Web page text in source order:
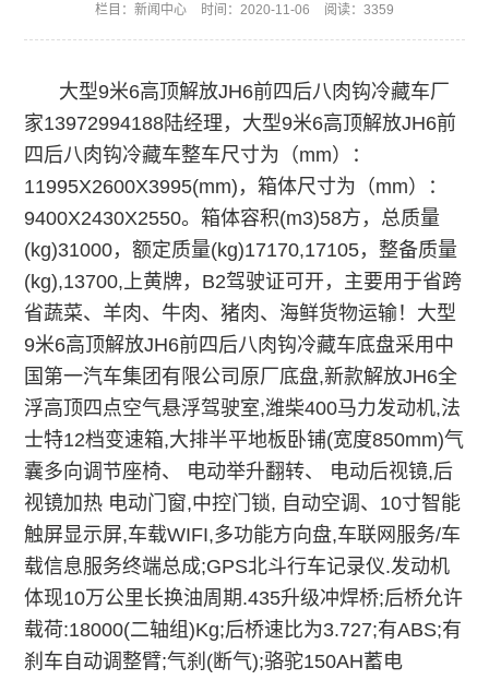
栏目： 新闻中心 时间：2020-11-06 阅读：3359
大型9米6高顶解放JH6前四后八肉钩冷藏车厂
家13972994188陆经理，大型9米6高顶解放JH6前
四后八肉钩冷藏车整车尺寸为（mm）：
11995X2600X3995(mm)，箱体尺寸为（mm）：
9400X2430X2550。箱体容积(m3)58方，总质量
(kg)31000，额定质量(kg)17170,17105，整备质量
(kg),13700,上黄牌，B2驾驶证可开，主要用于省跨
省蔬菜、羊肉、牛肉、猪肉、海鲜货物运输！大型
9米6高顶解放JH6前四后八肉钩冷藏车底盘采用中
国第一汽车集团有限公司原厂底盘,新款解放JH6全
浮高顶四点空气悬浮驾驶室,潍柴400马力发动机,法
士特12档变速箱,大排半平地板卧铺(宽度850mm)气
囊多向调节座椅、 电动举升翻转、 电动后视镜,后
视镜加热 电动门窗,中控门锁, 自动空调、10寸智能
触屏显示屏,车载WIFI,多功能方向盘,车联网服务/车
载信息服务终端总成;GPS北斗行车记录仪.发动机
体现10万公里长换油周期.435升级冲焊桥;后桥允许
载荷:18000(二轴组)Kg;后桥速比为3.727;有ABS;有
刹车自动调整臂;气刹(断气);骆驼150AH蓄电